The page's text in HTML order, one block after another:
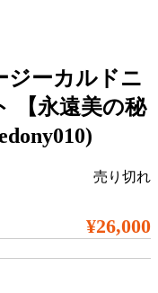
ジーカルドニ
【永遠美の秘
売り切れ
¥26,000